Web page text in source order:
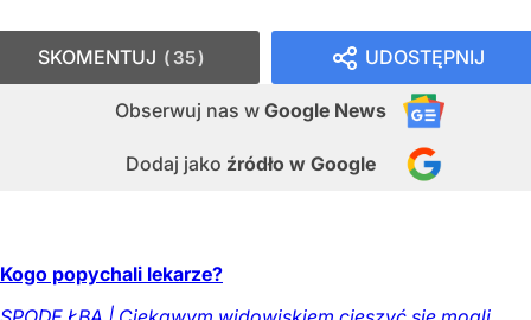
UDOSTĘPNIJ
Obserwuj nas w Google News
Dodaj jako źródło w Google
SKOMENTUJ 35
Kogo popychali lekarze?